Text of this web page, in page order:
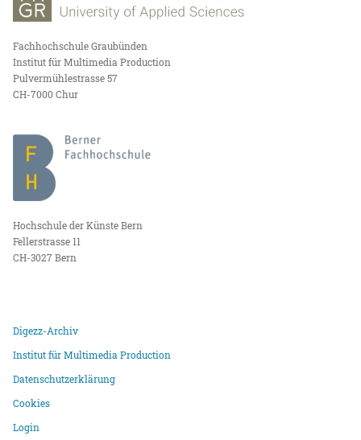
Fachhochschule Graubünden
Institut für Multimedia Production
Pulvermühlestrasse 57
CH-7000 Chur
Hochschule der Künste Bern
Fellerstrasse 11
CH-3027 Bern
Digezz-Archiv
Institut für Multimedia Production
Datenschutzerklärung
Cookies
Login